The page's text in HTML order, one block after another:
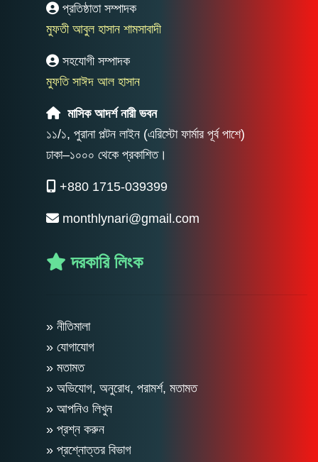
প্রতিষ্ঠাতা সম্পাদক
মুফতী আবুল হাসান শামসাবাদী
সহযোগী সম্পাদক
মুফতি সাঈদ আল হাসান
মাসিক আদর্শ নারী ভবন
১১/১, পুরানা পল্টন লাইন (এরিস্টো ফার্মার পূর্ব পাশে)
ঢাকা–১০০০ থেকে প্রকাশিত।
+880 1715-039399
monthlynari@gmail.com
দরকারি লিংক
» নীতিমালা
» যোগাযোগ
» মতামত
» অভিযোগ, অনুরোধ, পরামর্শ, মতামত
» আপনিও লিখুন
» প্রশ্ন করুন
» প্রশ্নোত্তর বিভাগ